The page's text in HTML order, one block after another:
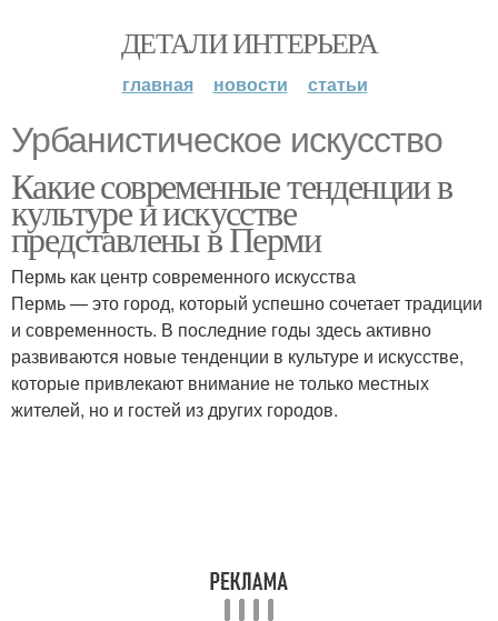
ДЕТАЛИ ИНТЕРЬЕРА
главная новости статьи
Урбанистическое искусство
Какие современные тенденции в
культуре и искусстве
представлены в Перми
Пермь как центр современного искусства
Пермь — это город, который успешно сочетает традиции
и современность. В последние годы здесь активно
развиваются новые тенденции в культуре и искусстве,
которые привлекают внимание не только местных
жителей, но и гостей из других городов.